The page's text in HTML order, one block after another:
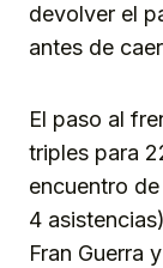
devolver el
antes de
El paso al
triples para
encuentro
4
Fran Guerra